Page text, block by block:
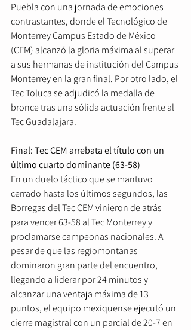
Puebla con una jornada de emociones
contrastantes, donde el Tecnológico de
Monterrey Campus Estado de México
(CEM) alcanzó la gloria máxima al superar
a sus hermanas de institución del Campus
Monterrey en la gran final. Por otro lado, el
Tec Toluca se adjudicó la medalla de
bronce tras una sólida actuación frente al
Tec Guadalajara.
Final: Tec CEM arrebata el título con un
último cuarto dominante (63-58)
En un duelo táctico que se mantuvo
cerrado hasta los últimos segundos, las
Borregas del Tec CEM vinieron de atrás
para vencer 63-58 al Tec Monterrey y
proclamarse campeonas nacionales. A
pesar de que las regiomontanas
dominaron gran parte del encuentro,
llegando a liderar por 24 minutos y
alcanzar una ventaja máxima de 13
puntos, el equipo mexiquense ejecutó un
cierre magistral con un parcial de 20-7 en